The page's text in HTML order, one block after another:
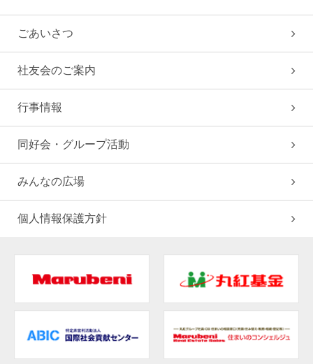
ごあいさつ
社友会のご案内
行事情報
同好会・グループ活動
みんなの広場
個人情報保護方針